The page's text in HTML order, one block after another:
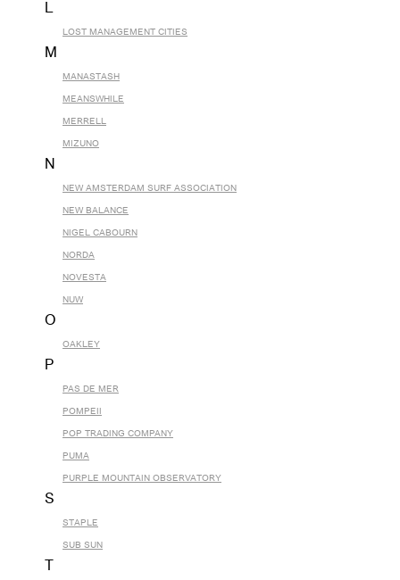
L
LOST MANAGEMENT CITIES
M
MANASTASH
MEANSWHILE
MERRELL
MIZUNO
N
NEW AMSTERDAM SURF ASSOCIATION
NEW BALANCE
NIGEL CABOURN
NORDA
NOVESTA
NUW
O
OAKLEY
P
PAS DE MER
POMPEII
POP TRADING COMPANY
PUMA
PURPLE MOUNTAIN OBSERVATORY
S
STAPLE
SUB SUN